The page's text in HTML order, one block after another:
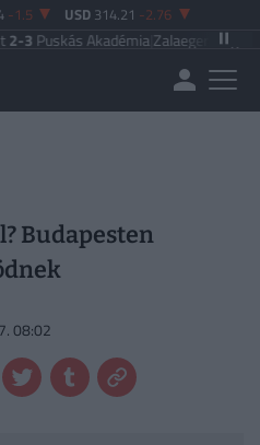
-1.5 USD 314.21 -2.76
Akadémia|Zalaegerszegi TE5-2 Paksi
Budapesten
08:02